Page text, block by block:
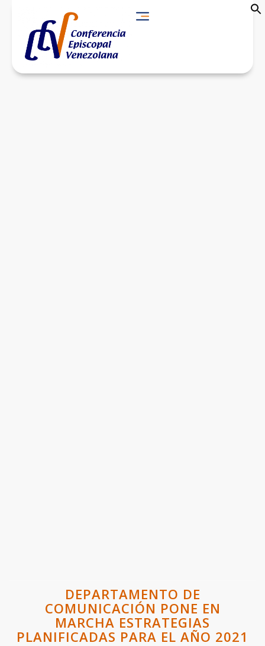
DEPARTAMENTO DE
COMUNICACIÓN PONE EN
MARCHA ESTRATEGIAS
PLANIFICADAS PARA EL AÑO 2021